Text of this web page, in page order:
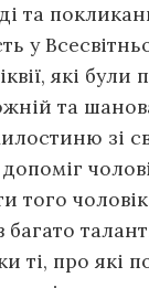
та
у
які
та
зі
того
ті, про які